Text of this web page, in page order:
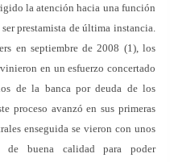
la atención hacia una función
prestamista de última instancia.
en septiembre de 2008 (1), los
en un esfuerzo concertado
de la banca por deuda de los
proceso avanzó en sus primeras
enseguida se vieron con unos
de buena calidad para poder